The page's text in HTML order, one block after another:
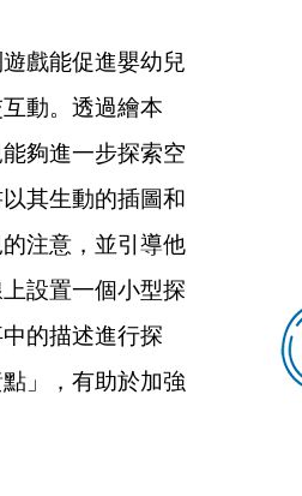
戲能促進嬰幼兒
動。透過繪本
夠進一步探索空
其生動的插圖和
注意，並引導他
設置一個小型探
的描述進行探
」，有助於加強